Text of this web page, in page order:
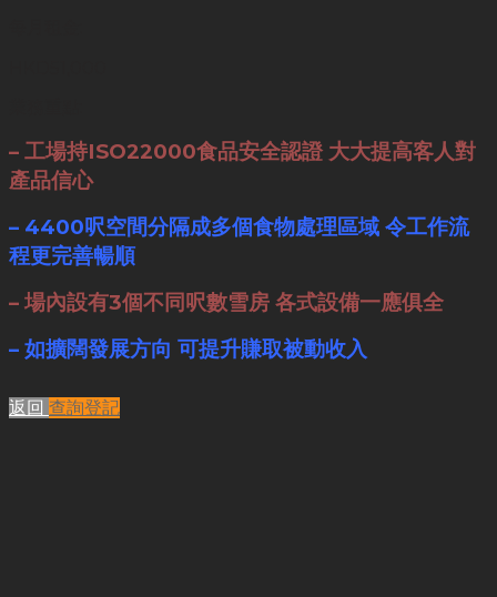
– 工場持ISO22000食品安全認證 大大提高客人對
產品信心
– 4400呎空間分隔成多個食物處理區域 令工作流
程更完善暢順
– 場內設有3個不同呎數雪房 各式設備一應俱全
– 如擴闊發展方向 可提升賺取被動收入
返回 查詢登記